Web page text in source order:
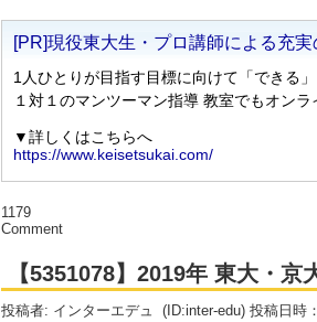
1179
Comment
【5351078】2019年 東大・
投稿者: インターエデュ
(ID:inter-edu) 投稿日時